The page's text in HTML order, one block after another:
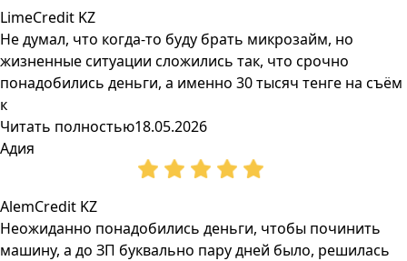
LimeCredit KZ
Не думал, что когда-то буду брать микрозайм, но
жизненные ситуации сложились так, что срочно
понадобились деньги, а именно 30 тысяч тенге на съём
к
Читать полностью18.05.2026
Адия
AlemCredit KZ
Неожиданно понадобились деньги, чтобы починить
машину, а до ЗП буквально пару дней было, решилась